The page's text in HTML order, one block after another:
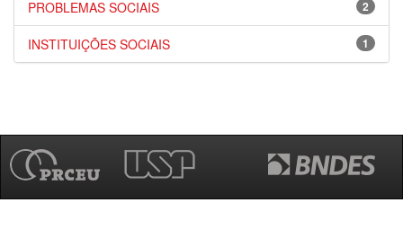
2
PROBLEMAS SOCIAIS
1
INSTITUIÇÕES SOCIAIS